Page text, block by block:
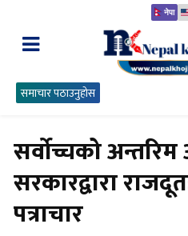
नेपा
समाचार पठाउनुहोस
सर्वोच्चको
सरकारद्वारा
पत्राचार